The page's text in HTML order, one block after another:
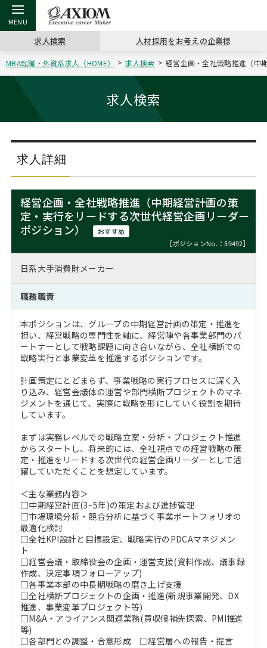
戻る
アクシアムの特長
戻る
コンサ
サービス案内
戻る
キャリ
コンサルタントの紹介
戻る
キャリア支援 TOP
キャリアデザイン講座
（最新求人市場動向）
戻る
MBAの
おわり
ステージ別アドバイス
MBAの転職事例
MBAからのFAQ
MBA留学生数の推移
戻る
日本か
インターン受入企業一覧
年齢と年収の相関図
戻る
転職ツール TOP
英文レジュメの書き方
戻る
パワー
職務経歴書の書き方
よくある面接Q&A集
戻る
転職コラム TOP
“展”職相談室
転職市場の明日をよめ
転職成功への4つの鍵
注目企業インタビュー
戻る
イベント・セミナー TOP
ジョブフェア
キャリアデザインセミナー
キャリアフォーラム
Career Talk Live
MBA NETWORKING
戻る
会社概要 TOP
沿革
主なクライアント
採用情報
ニュースリリース
求人検索 人材採用をお考えの企業様
MBA転職・外資系求人（HOME） 求人検索 経営企画・全社戦略推進（中
求人検索
求人詳細
経営企画・全社戦略推進（中期経営計画の策
定・実行をリードする次世代経営企画リーダー
ポジション）
おすすめ
［ポジションNo.：59492］
日系大手消費財メーカー
職務職責
本ポジションは、グループの中期経営計画の策定・推進を
担い、経営戦略の専門性を軸に、経営陣や各事業部門のパ
ートナーとして戦略課題に向き合いながら、全社横断での
戦略実行と事業変革を推進するポジションです。
計画策定にとどまらず、事業戦略の実行プロセスに深く入
り込み、経営会議体の運営や部門横断プロジェクトのマネ
ジメントを通じて、実際に戦略を形にしていく役割を期待
しています。
まずは実務レベルでの戦略立案・分析・プロジェクト推進
からスタートし、将来的には、全社視点での経営戦略の策
定・推進をリードする次世代の経営企画リーダーとして活
躍していただくことを想定しています。
＜主な業務内容＞
□中期経営計画(3~5年)の策定および進捗管理
□市場環境分析・競合分析に基づく事業ポートフォリオの
最適化検討
□全社KPI設計と目標設定、戦略実行のPDCAマネジメン
ト
□経営会議・取締役会の企画・運営支援(資料作成、議事録
作成、決定事項フォローアップ)
□各事業本部の中長期戦略の磨き上げ支援
□全社横断プロジェクトの企画・推進(新規事業開発、DX
推進、事業変革プロジェクト等)
□M&A・アライアンス関連業務(買収候補先探索、PMI推進
等)
□各部門との調整・合意形成 □経営層への報告・提言